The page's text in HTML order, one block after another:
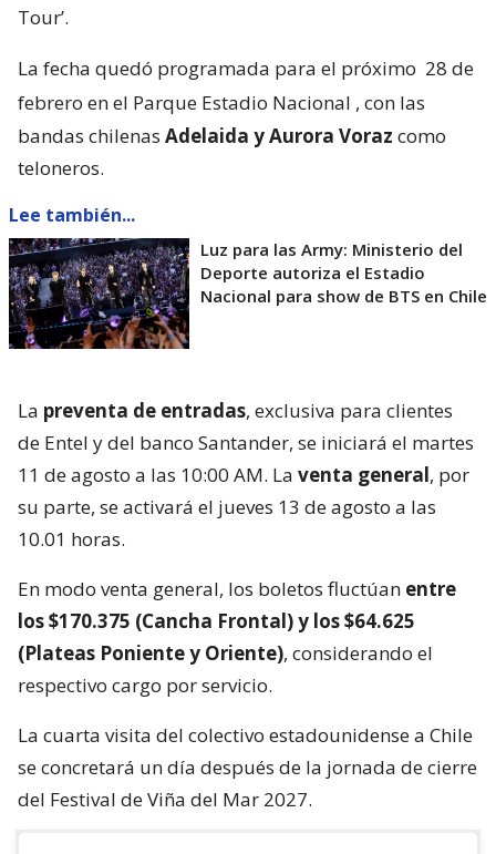
Tour’.
La fecha quedó programada para el próximo 28 de
febrero en el Parque Estadio Nacional , con las
bandas chilenas Adelaida y Aurora Voraz como
teloneros.
Lee también...
Luz para las Army: Ministerio del
Deporte autoriza el Estadio
Nacional para show de BTS en Chile
La preventa de entradas, exclusiva para clientes
de Entel y del banco Santander, se iniciará el martes
11 de agosto a las 10:00 AM. La venta general, por
su parte, se activará el jueves 13 de agosto a las
10.01 horas.
En modo venta general, los boletos fluctúan entre
los $170.375 (Cancha Frontal) y los $64.625
(Plateas Poniente y Oriente), considerando el
respectivo cargo por servicio.
La cuarta visita del colectivo estadounidense a Chile
se concretará un día después de la jornada de cierre
del Festival de Viña del Mar 2027.